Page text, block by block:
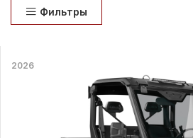
Фильтры
2026